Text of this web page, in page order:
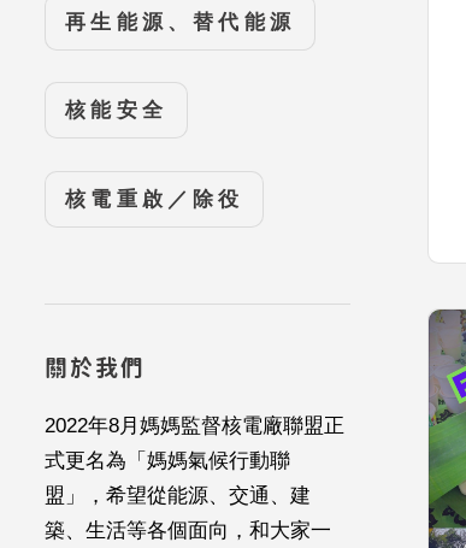
再生能源、替代能源
核能安全
核電重啟／除役
關於我們
2022年8月媽媽監督核電廠聯盟正
式更名為「媽媽氣候行動聯
盟」，希望從能源、交通、建
築、生活等各個面向，和大家一